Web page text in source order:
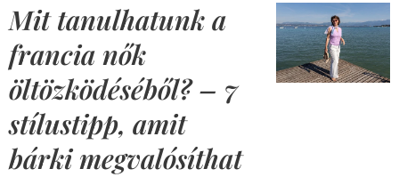
Mit tanulhatunk a
francia nők
öltözködéséből? – 7
stílustipp, amit
bárki megvalósíthat